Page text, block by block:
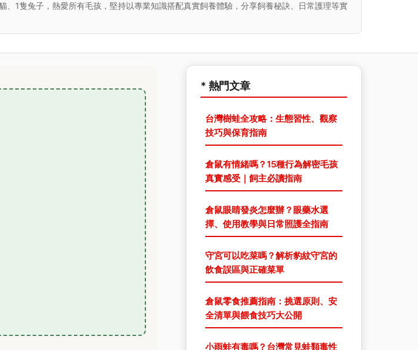
1隻兔子，熱愛所有毛孩，堅持以專業知識搭配真實飼養體驗，分享飼養秘訣、日常護理等實
* 熱門文章
台灣樹蛙全攻略：生態習性、觀察
技巧與保育指南
倉鼠有情緒嗎？15種行為解密毛孩
真實感受｜飼主必讀指南
倉鼠眼睛發炎怎麼辦？眼藥水選
擇、使用教學與日常照護全指南
守宮可以吃菜嗎？解析豹紋守宮的
飲食誤區與正確菜單
倉鼠零食推薦指南：挑選原則、安
全清單與餵食技巧大公開
小雨蛙有毒嗎？台灣常見蛙類毒性